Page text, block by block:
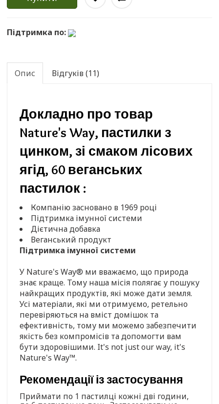
Підтримка по:
Опис Відгуків (11)
Докладно про товар
Nature's Way, пастилки з
цинком, зі смаком лісових
ягід, 60 веганських
пастилок :
Компанію засновано в 1969 році
Підтримка імунної системи
Дієтична добавка
Веганський продукт
Підтримка імунної системи
У Nature's Way® ми вважаємо, що природа
знає краще. Тому наша місія полягає у пошуку
найкращих продуктів, які може дати земля.
Усі матеріали, які ми отримуємо, ретельно
перевіряються на вміст домішок та
ефективність, тому ми можемо забезпечити
якість без компромісів та допомогти вам
бути здоровішими. It's not just our way, it's
Nature's Way™.
Рекомендації із застосування
Приймати по 1 пастилці кожні дві години,